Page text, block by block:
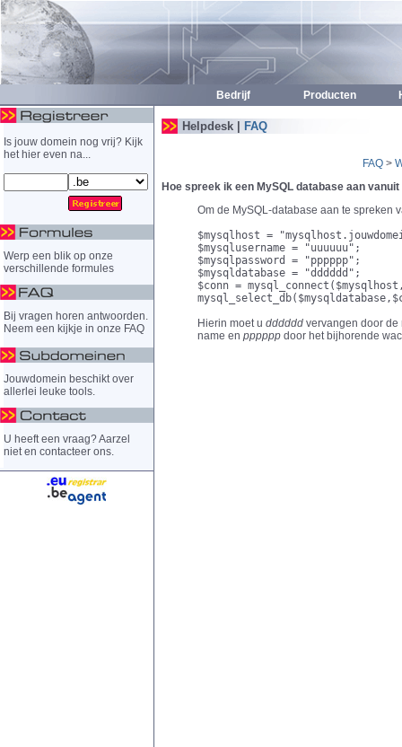
Bedrijf Producten
Is jouw domein nog vrij? Kijk
het hier even na...
Werp een blik op onze
verschillende formules
Bij vragen horen antwoorden.
Neem een kijkje in onze FAQ
Jouwdomein beschikt over
allerlei leuke tools.
U heeft een vraag? Aarzel
niet en contacteer ons.
Helpdesk | FAQ
FAQ>
Hoe spreek ik een MySQL database aan vanuit
Om de MySQL-database aan te spreken
$mysqlhost =
$mysqlusername = "uuuuuu";
$mysqlpassword = "pppppp";
$mysqldatabase = "dddddd";
$conn =
Hierin moet u dddddd vervangen door
name en pppppp door het bijhorende